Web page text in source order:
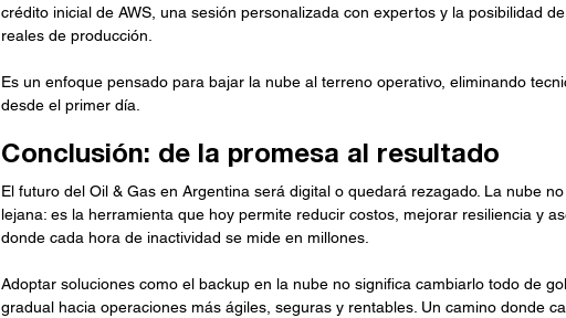
crédito inicial de AWS, una sesión personalizada con expertos y la posibilidad
reales de producción.
Es un enfoque pensado para bajar la nube al terreno operativo, eliminando
desde el primer día.
Conclusión: de la promesa al resultado
El futuro del Oil & Gas en Argentina será digital o quedará rezagado. La nube
lejana: es la herramienta que hoy permite reducir costos, mejorar resiliencia y
donde cada hora de inactividad se mide en millones.
Adoptar soluciones como el backup en la nube no significa cambiarlo todo de
gradual hacia operaciones más ágiles, seguras y rentables. Un camino donde